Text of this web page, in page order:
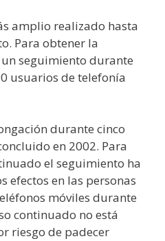
amplio realizado hasta
Para obtener la
seguimiento durante
usuarios de telefonía
durante cinco
en 2002. Para
el seguimiento ha
efectos en las personas
móviles durante
continuado no está
riesgo de padecer